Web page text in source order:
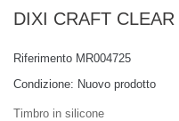
DIXI CRAFT
Riferimento MR004725
Condizione: Nuovo prodotto
Timbro in silicone